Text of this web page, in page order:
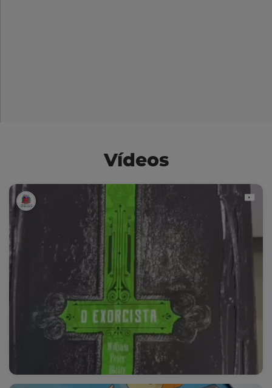
Vídeos